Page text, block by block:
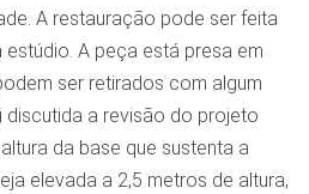
A restauração pode ser feita
A peça está presa em
ser retirados com algum
discutida a revisão do projeto
da base que sustenta a
elevada a 2,5 metros de altura,